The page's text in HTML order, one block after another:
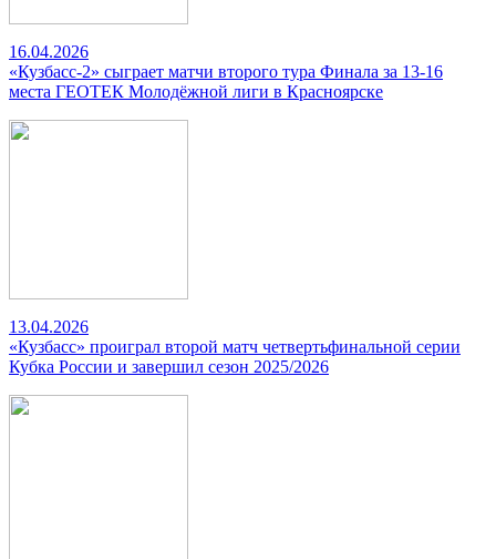
16.04.2026
«Кузбасс-2» сыграет матчи второго тура Финала за 13-16
места ГЕОТЕК Молодёжной лиги в Красноярске
13.04.2026
«Кузбасс» проиграл второй матч четвертьфинальной серии
Кубка России и завершил сезон 2025/2026